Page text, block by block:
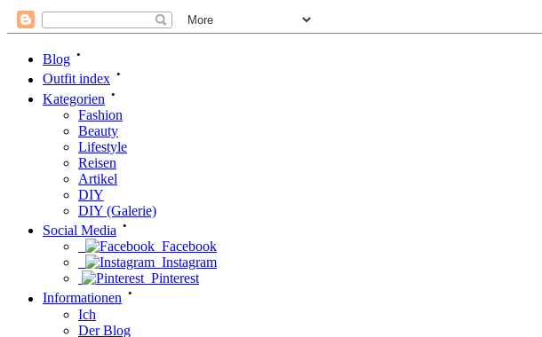
Blog •
Outfit index •
Kategorien •
Fashion
Beauty
Lifestyle
Reisen
Artikel
DIY
DIY (Galerie)
Social Media •
Facebook
Instagram
Pinterest
Informationen •
Ich
Der Blog